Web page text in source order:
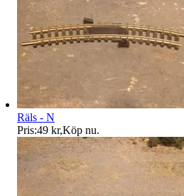
Räls - N
Pris:49 kr,Köp nu.